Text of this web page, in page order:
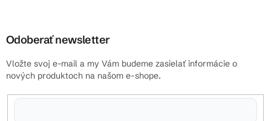
Odoberať newsletter
Vložte svoj e-mail a my Vám budeme zasielať informácie o
nových produktoch na našom e-shope.